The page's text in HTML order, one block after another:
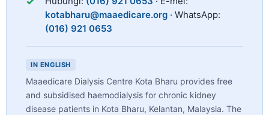
kotabharu@maaedicare.org · WhatsApp:
(016) 921 0653
IN ENGLISH
Maaedicare Dialysis Centre Kota Bharu provides free
and subsidised haemodialysis for chronic kidney
disease patients in Kota Bharu, Kelantan, Malaysia. The